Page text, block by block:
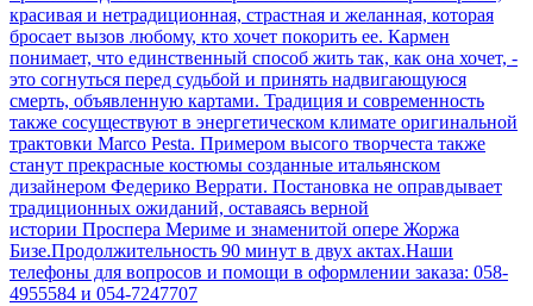
красивая и нетрадиционная, страстная и желанная, которая
бросает вызов любому, кто хочет покорить ее. Кармен
понимает, что единственный способ жить так, как она хочет, -
это согнуться перед судьбой и принять надвигающуюся
смерть, объявленную картами. Традиция и современность
также сосуществуют в энергетическом климате оригинальной
трактовки Marco Pesta. Примером высого творчеста также
станут прекрасные костюмы созданные итальянском
дизайнером Федерико Веррати. Постановка не оправдывает
традиционных ожиданий, оставаясь верной
истории Проспера Мериме и знаменитой опере Жоржа
Бизе.Продолжительность 90 минут в двух актах.Наши
телефоны для вопросов и помощи в оформлении заказа: 058-
4955584 и 054-7247707